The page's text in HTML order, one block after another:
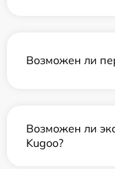
Возможен ли
Возможен ли
Kugoo?